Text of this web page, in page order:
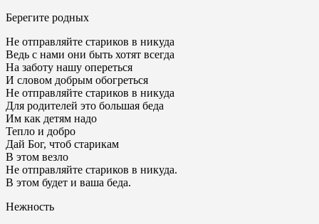
Берегите родных
Не отправляйте стариков в никуда
Ведь с нами они быть хотят всегда
На заботу нашу опереться
И словом добрым обогреться
Не отправляйте стариков в никуда
Для родителей это большая беда
Им как детям надо
Тепло и добро
Дай Бог, чтоб старикам
В этом везло
Не отправляйте стариков в никуда.
В этом будет и ваша беда.
Нежность